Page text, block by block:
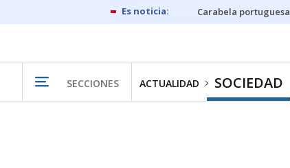
Carabela portuguesa
SECCIONES ACTUALIDAD SOCIEDAD